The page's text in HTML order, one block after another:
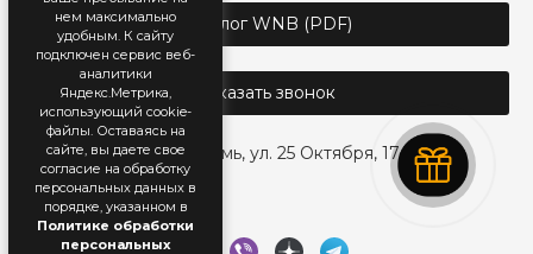
нем максимально
удобным. К cайту
подключен сервис веб-
аналитики
Яндекс.Метрика,
использующий cookie-
файлы. Оставаясь на
сайте, вы даете свое
согласие на обработку
персональных данных в
порядке, указанном в
Политике обработки
персональных
г. Пермь, ул. 25 Октября, 17
Каталог WNB (PDF)
Заказать звонок